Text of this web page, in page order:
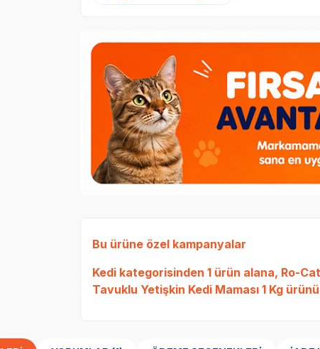
Bu ürüne özel kampanyalar
Kedikategorisinden 1 ürün alana, Ro-
Tavuklu Yetişkin Kedi Maması 1 Kgürünü